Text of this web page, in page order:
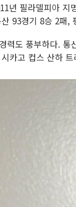
년 필라델피아 지
93경기 8승 2패,
력도 풍부하다.
카고 컵스 산하